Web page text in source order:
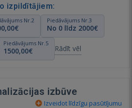
izpildītājiem:
Nr.2 Piedāvājums Nr.3
No 0 līdz 2000€
Piedāvājums Nr.5
1500,00€ Rādīt vēl
izbūve
Izveidot līdzīgu pasūtījumu